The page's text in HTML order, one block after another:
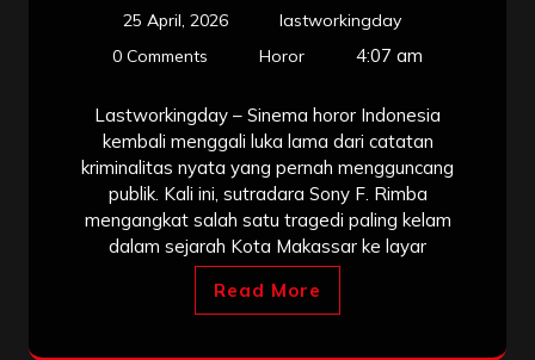
25 April, 2026
lastworkingday
0 Comments
Horor 4:07 am
Lastworkingday – Sinema horor Indonesia
kembali menggali luka lama dari catatan
kriminalitas nyata yang pernah mengguncang
publik. Kali ini, sutradara Sony F. Rimba
mengangkat salah satu tragedi paling kelam
dalam sejarah Kota Makassar ke layar
Read More